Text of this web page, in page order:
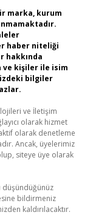
marka, kurum
haber niteliği
hakkında
ve kişiler ile isim
bilgiler
ve İletişim
olarak hizmet
olarak denetleme
Ancak, üyelerimiz
siteye üye olarak
düşündüğünüz
bildirmeniz
kaldırılacaktır.